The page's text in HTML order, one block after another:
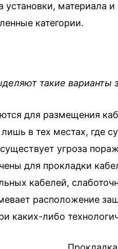
материала
категории.
такие варианты
для размещения
в тех местах, где
угроза
для прокладки
кабелей,
расположение
каких-либо